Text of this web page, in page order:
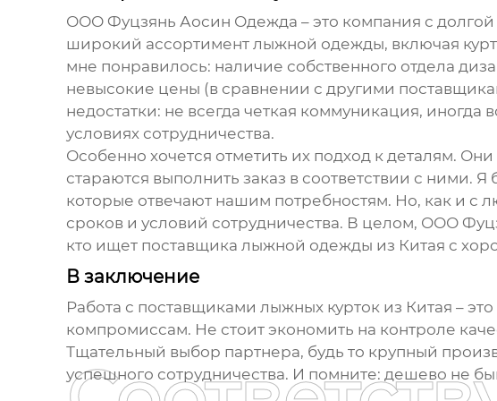
ООО Фуцзянь Аосин Одежда – это компания с
широкий ассортимент лыжной одежды, включая
мне понравилось: наличие собственного отдела
невысокие цены (в сравнении с другими
недостатки: не всегда четкая коммуникация,
условиях сотрудничества.
Особенно хочется отметить их подход к деталям.
стараются выполнить заказ в соответствии с ними.
которые отвечают нашим потребностям. Но, как и с
сроков и условий сотрудничества. В целом, ООО
кто ищет поставщика лыжной одежды из Китая с
В заключение
Работа с поставщиками лыжных курток из Китая –
компромиссам. Не стоит экономить на контроле
Тщательный выбор партнера, будь то крупный
успешного сотрудничества. И помните: дешево не